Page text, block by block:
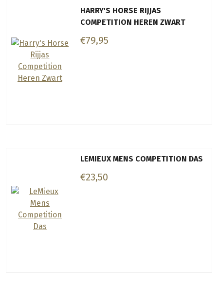
HARRY'S HORSE RIJJAS
COMPETITION HEREN ZWART
€79,95
LEMIEUX MENS COMPETITION DAS
€23,50